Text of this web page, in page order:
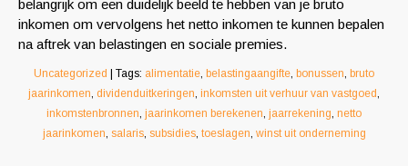
belangrijk om een duidelijk beeld te hebben van je bruto
inkomen om vervolgens het netto inkomen te kunnen bepalen
na aftrek van belastingen en sociale premies.
Uncategorized | Tags: alimentatie, belastingaangifte, bonussen, bruto
jaarinkomen, dividenduitkeringen, inkomsten uit verhuur van vastgoed,
inkomstenbronnen, jaarinkomen berekenen, jaarrekening, netto
jaarinkomen, salaris, subsidies, toeslagen, winst uit onderneming